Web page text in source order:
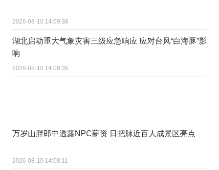
2026-08-10 14:09:38
湖北启动重大气象灾害三级应急响应 应对台风“白海豚”影
响
2026-08-10 14:09:35
万岁山胖郎中透露NPC薪资 日把脉近百人成景区亮点
2026-08-10 14:08:11